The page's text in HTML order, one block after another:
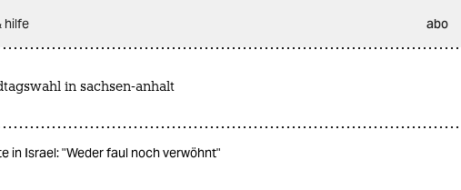
hilfe abo
in sachsen-anhalt
in Israel: "Weder faul noch verwöhnt"